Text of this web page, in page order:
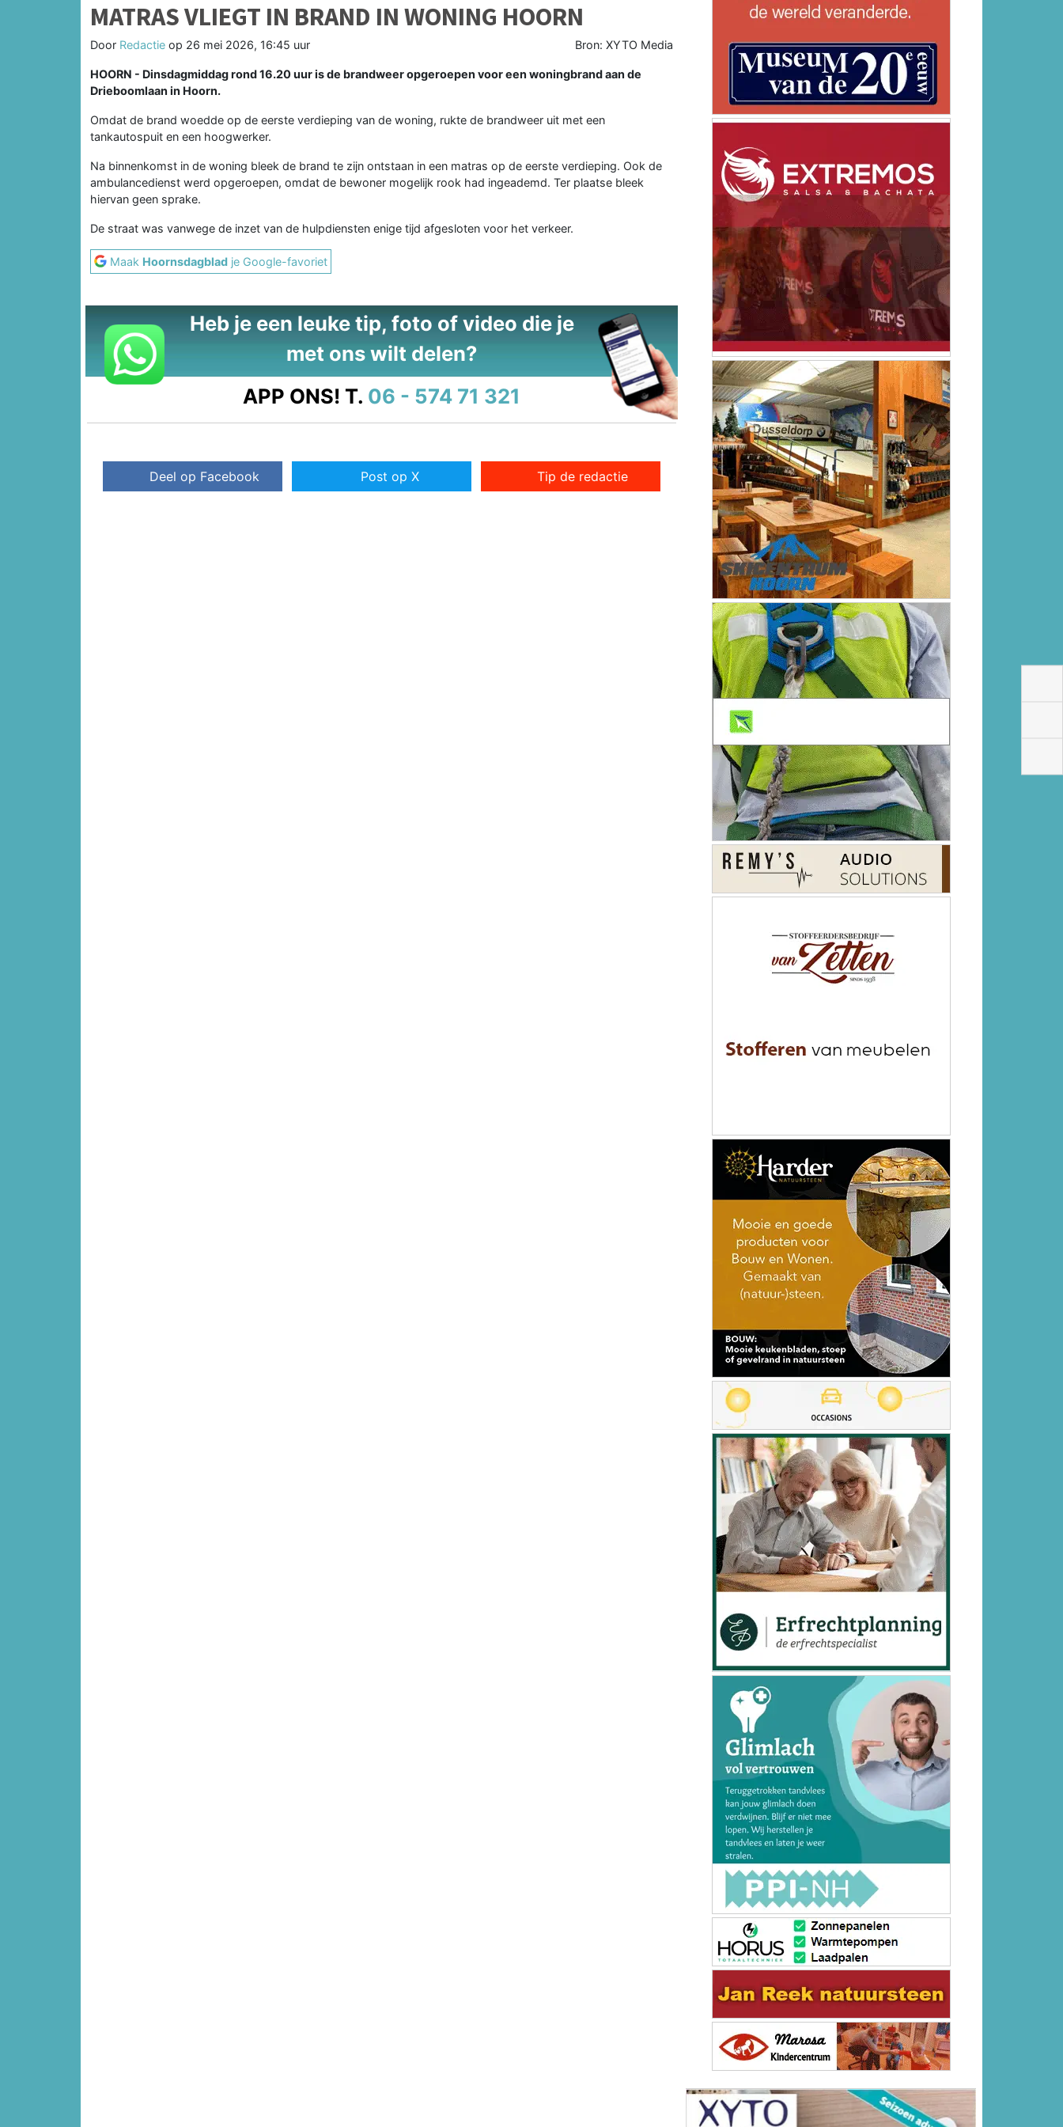
MATRAS VLIEGT IN BRAND IN WONING HOORN
Door Redactie op 26 mei 2026, 16:45 uur Bron: XYTO Media
HOORN - Dinsdagmiddag rond 16.20 uur is de brandweer opgeroepen voor een woningbrand aan de
Drieboomlaan in Hoorn.
Omdat de brand woedde op de eerste verdieping van de woning, rukte de brandweer uit met een
tankautospuit en een hoogwerker.
Na binnenkomst in de woning bleek de brand te zijn ontstaan in een matras op de eerste verdieping. Ook de
ambulancedienst werd opgeroepen, omdat de bewoner mogelijk rook had ingeademd. Ter plaatse bleek
hiervan geen sprake.
De straat was vanwege de inzet van de hulpdiensten enige tijd afgesloten voor het verkeer.
Maak Hoornsdagblad je Google-favoriet
Heb je een leuke tip, foto of video die je
met ons wilt delen?
APP ONS! T. 06 - 574 71 321
Deel op Facebook Post op X Tip de redactie